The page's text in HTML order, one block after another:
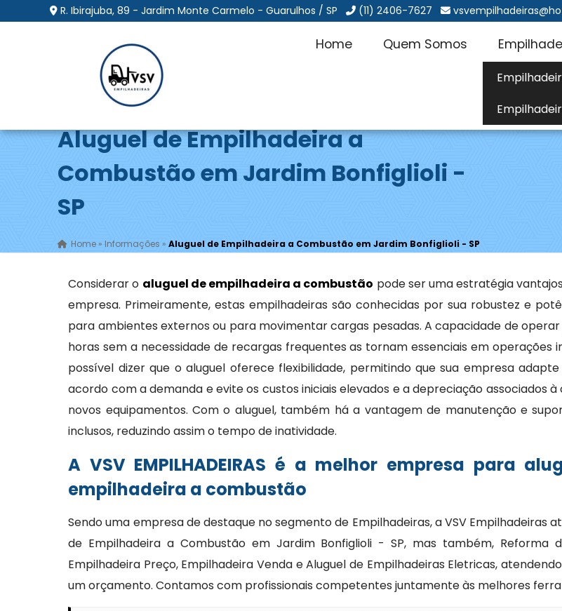
R. Ibirajuba, 89 - Jardim Monte Carmelo - Guarulhos / SP (11) 2406-7627
Home Quem Somos
Aluguel de Empilhadeira a
Combustão em Jardim Bonfiglioli -
SP
Home »Informações »Aluguel de Empilhadeira a Combustão em Jardim Bonfiglioli - SP
Considerar o aluguel de empilhadeira a combustão pode ser uma estratégia
empresa. Primeiramente, estas empilhadeiras são conhecidas por sua robustez e
para ambientes externos ou para movimentar cargas pesadas. A capacidade de
horas sem a necessidade de recargas frequentes as tornam essenciais em operações
possível dizer que o aluguel oferece flexibilidade, permitindo que sua empresa
acordo com a demanda e evite os custos iniciais elevados e a depreciação associados
novos equipamentos. Com o aluguel, também há a vantagem de manutenção e
inclusos, reduzindo assim o tempo de inatividade.
A VSV EMPILHADEIRAS é a melhor empresa para
empilhadeira a combustão
Sendo uma empresa de destaque no segmento de Empilhadeiras, a VSV
de Empilhadeira a Combustão em Jardim Bonfiglioli - SP, mas também, Reforma
Empilhadeira Preço, Empilhadeira Venda e Aluguel de Empilhadeiras Eletricas,
um orçamento. Contamos com profissionais competentes juntamente às melhores